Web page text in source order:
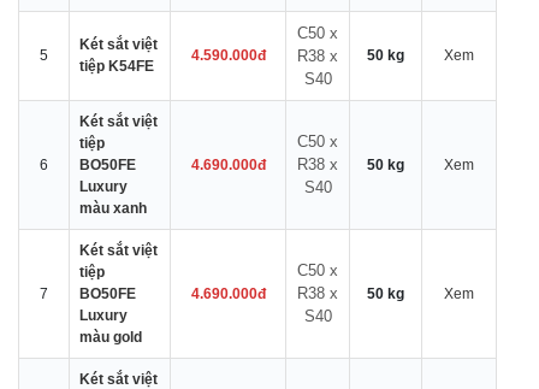
5
Két sắt việt
tiệp K54FE
4.590.000đ
C50 x
R38 x
S40
50 kg Xem
6
Két sắt việt
tiệp
BO50FE
Luxury
màu xanh
4.690.000đ
C50 x
R38 x
S40
50 kg Xem
7
Két sắt việt
tiệp
BO50FE
Luxury
màu gold
4.690.000đ
C50 x
R38 x
S40
50 kg Xem
Két sắt việt